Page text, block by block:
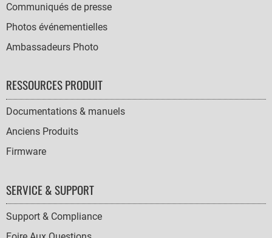
Communiqués de presse
Photos événementielles
Ambassadeurs Photo
RESSOURCES PRODUIT
Documentations & manuels
Anciens Produits
Firmware
SERVICE & SUPPORT
Support & Compliance